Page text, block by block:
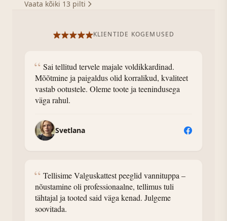
Vaata kõiki 13 pilti
KLIENTIDE KOGEMUSED
“ Sai tellitud tervele majale voldikkardinad.
Mõõtmine ja paigaldus olid korralikud, kvaliteet
vastab ootustele. Oleme toote ja teenindusega
väga rahul.
Svetlana
“ Tellisime Valguskattest peeglid vannituppa –
nõustamine oli professionaalne, tellimus tuli
tähtajal ja tooted said väga kenad. Julgeme
soovitada.